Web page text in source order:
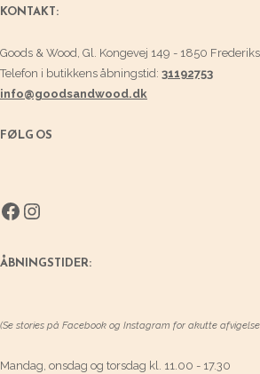
KONTAKT:
Goods & Wood, Gl. Kongevej 149 - 1850
Telefon i butikkens åbningstid: 31192753
info@goodsandwood.dk
FØLG OS
Facebook
Instagram
ÅBNINGSTIDER:
(Se stories på Facebook og Instagram for akutte
Mandag, onsdag og torsdag kl. 11.00 - 17.30